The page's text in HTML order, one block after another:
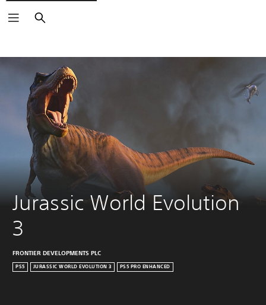
Haku
Jurassic World Evolution
3
FRONTIER DEVELOPMENTS PLC
PS5 JURASSIC WORLD EVOLUTION 3 PS5 PRO ENHANCED